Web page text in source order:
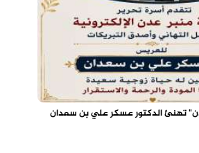
تهنئ الدكتور عسكر علي بن سعدان